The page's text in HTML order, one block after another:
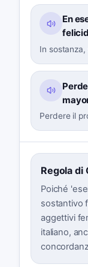
En
In
Perdere il
Regola di
Poiché
sostantivo
aggettivi
italiano,